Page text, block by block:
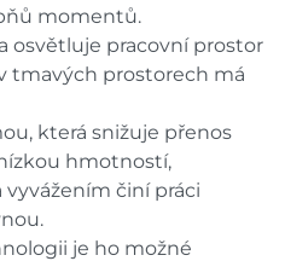
momentů.
osvětluje pracovní prostor
tmavých prostorech má
která snižuje přenos
hmotností,
činí práci
je ho možné